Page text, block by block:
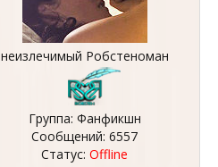
неизлечимый Робстеноман
Группа: Фанфикшн
Сообщений: 6557
Статус: Offline